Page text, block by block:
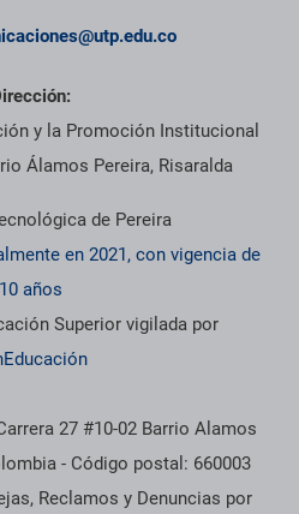
y la Promoción Institucional
Álamos Pereira, Risaralda
de Pereira
en 2021, con vigencia de
10 años
Superior vigilada por
27 #10-02 Barrio Alamos
- Código postal: 660003
Reclamos y Denuncias por